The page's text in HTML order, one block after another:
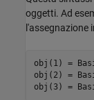
oggetti. Ad
l'assegnazione
obj(1) =
obj(2) =
obj(3) =